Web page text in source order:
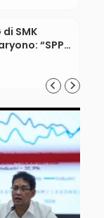
SMK
“SPPG
Jawab!”